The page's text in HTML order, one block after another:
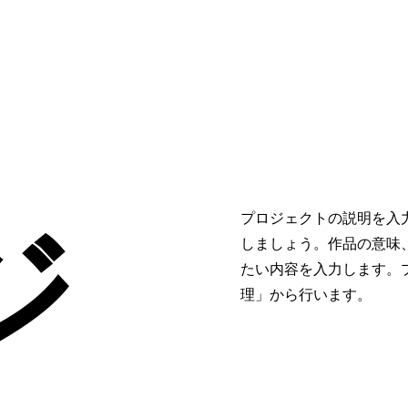
プロジェクトの説明を入
しましょう。作品の意
たい内容を入力します。
理」から行います。